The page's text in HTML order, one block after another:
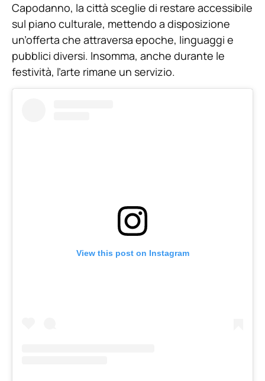
Capodanno, la città sceglie di restare accessibile
sul piano culturale, mettendo a disposizione
un’offerta che attraversa epoche, linguaggi e
pubblici diversi. Insomma, anche durante le
festività, l’arte rimane un servizio.
View this post on Instagram